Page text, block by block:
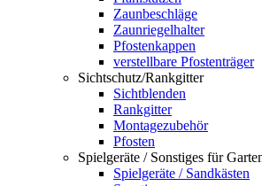
Zaunbeschläge
Zaunriegelhalter
Pfostenkappen
verstellbare Pfostenträger
Sichtschutz/Rankgitter
Sichtblenden
Rankgitter
Montagezubehör
Pfosten
Spielgeräte / Sonstiges für
Spielgeräte / Sandkästen